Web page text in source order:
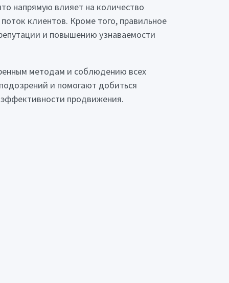
напрямую влияет на количество
клиентов. Кроме того, правильное
и повышению узнаваемости
методам и соблюдению всех
и помогают добиться
продвижения.